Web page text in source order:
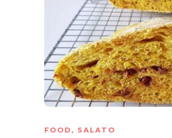
FOOD , SALATO